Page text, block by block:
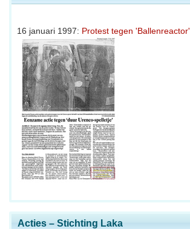
16 januari 1997: Protest tegen 'Ballenreactor'
Acties – Stichting Laka